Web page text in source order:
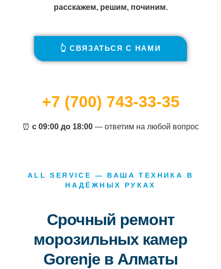
расскажем, решим, починим.
👆 СВЯЗАТЬСЯ С НАМИ
+7 (700) 743-33-35
⏰ с 09:00 до 18:00 — ответим на любой вопрос
ALL SERVICE — ВАША ТЕХНИКА В
НАДЁЖНЫХ РУКАХ
Срочный ремонт
морозильных камер
Gorenje в Алматы